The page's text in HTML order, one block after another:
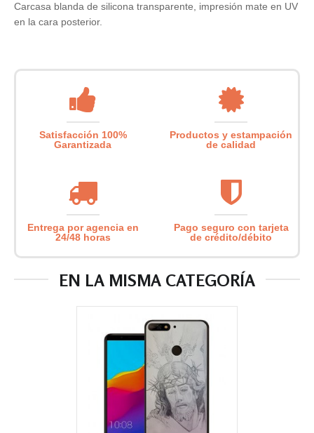
Carcasa blanda de silicona transparente, impresión mate en UV
en la cara posterior.
Satisfacción 100%
Garantizada
Productos y estampación
de calidad
Entrega por agencia en
24/48 horas
Pago seguro con tarjeta
de crédito/débito
EN LA MISMA CATEGORÍA